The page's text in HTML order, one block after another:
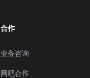
合作
业务咨询
网吧合作